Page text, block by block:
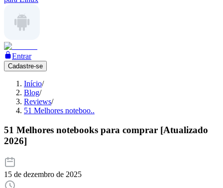
Entrar
Cadastre-se
Início/
Blog/
Reviews/
51 Melhores noteboo..
51 Melhores notebooks para comprar [Atualizado
2026]
15 de dezembro de 2025